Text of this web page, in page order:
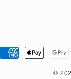
Zahlungsmethoden
©